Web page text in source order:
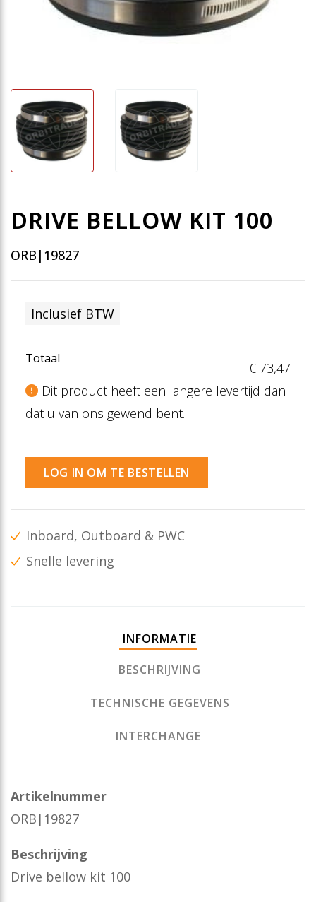
DRIVE BELLOW KIT 100
ORB|19827
Inclusief BTW
Totaal
€ 73,47
Dit product heeft een langere levertijd dan
dat u van ons gewend bent.
LOG IN OM TE BESTELLEN
Inboard, Outboard & PWC
Snelle levering
INFORMATIE
BESCHRIJVING
TECHNISCHE GEGEVENS
INTERCHANGE
Artikelnummer
ORB|19827
Beschrijving
Drive bellow kit 100